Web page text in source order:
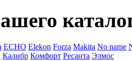
ECHO Elekon Forza Makita No name
Калибр Комфорт Ресанта Элмос